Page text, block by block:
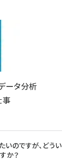
ータ分析
事
いのですが、どうい
か？